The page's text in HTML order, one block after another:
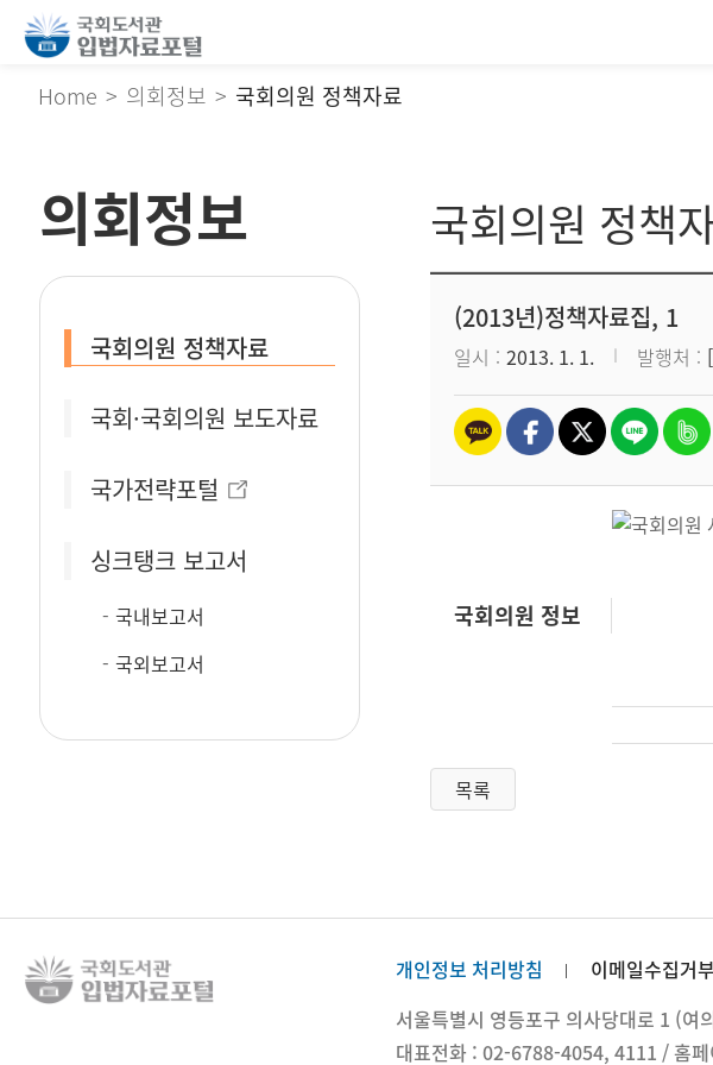
Home 의회정보 국회의원 정책자료
의회정보
국회의원 정책자료
국회·국회의원 보도자료
국가전략포털
싱크탱크 보고서
국내보고서
국외보고서
국회의원 정책
(2013년)정책자료집, 1
일시 2013. 1. 1. 발행처
국회의원 정보
목록
개인정보 처리방침
이메일수집거부
서울특별시 영등포구 의사당대로 1 (여
대표전화 : 02-6788-4054, 4111 / 홈